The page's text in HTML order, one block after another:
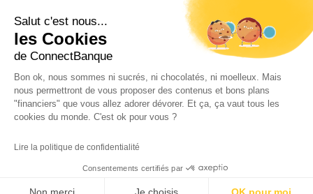
Copyright © 2026 ConnectBanque: le comparateur
indépendant de banques en ligne, fintech et services bancaires
Made with 💜 in France.
Salut c'est nous...
les Cookies
de ConnectBanque
Bon ok, nous sommes ni sucrés, ni chocolatés, ni moelleux. Mais
nous permettront de vous proposer des contenus et bons plans
"financiers" que vous allez adorer dévorer. Et ça, ça vaut tous les
cookies du monde. C'est ok pour vous ?
Lire la politique de confidentialité
Consentements certifiés par